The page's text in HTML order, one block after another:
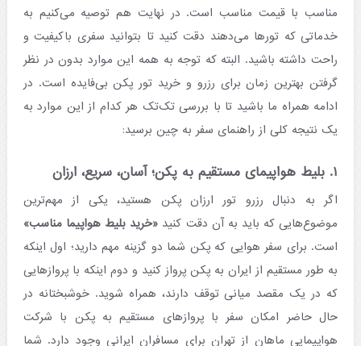
مناسب با قیمت مناسب است. در نهایت هم توصیه می‌کنیم به
خدماتی که تورها می‌دهند دقت کنید تا بتوانید سفری باکیفیت و
راحت داشته باشید. البته که توجه به همه این موارد بدون در نظر
گرفتن بهترین زمان برای رزرو و خرید تور پکن بی‌فایده است. در
ادامه همراه ما باشید تا با بررسی تک‌تک هر کدام از این موارد به
یک نتیجه کلی از راهنمای سفر به چین برسید:
۱. بلیط هواپیمای مستقیم به پکن؛ آسان، سریع، ارزان
اگر به دنبال رزرو تور ارزان پکن هستید، یکی از مهم‌ترین
موضوع‌هایی که باید به آن دقت کنید «خرید بلیط هواپیما مناسب»
است. برای سفر هوایی که پکن شما دو گزینه مهم دارید؛ اول اینکه
به طور مستقیم از ایران به پکن پرواز کنید و دوم اینکه با پروازهایی
که در یک مقصد میانی توقف دارند، همراه شوید. خوشبختانه در
حال حاضر امکان سفر با پروازهای مستقیم به پکن با شرکت
هواپیمایی ماهان از تهران برای مسافران ایرانی وجود دارد. شما